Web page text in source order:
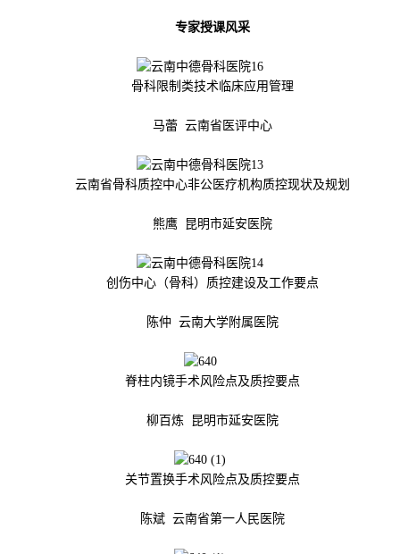
专家授课风采
骨科限制类技术临床应用管理
马蕾 云南省医评中心
云南省骨科质控中心非公医疗机构质控现状及规划
熊鹰 昆明市延安医院
创伤中心（骨科）质控建设及工作要点
陈仲 云南大学附属医院
脊柱内镜手术风险点及质控要点
柳百炼 昆明市延安医院
关节置换手术风险点及质控要点
陈斌 云南省第一人民医院